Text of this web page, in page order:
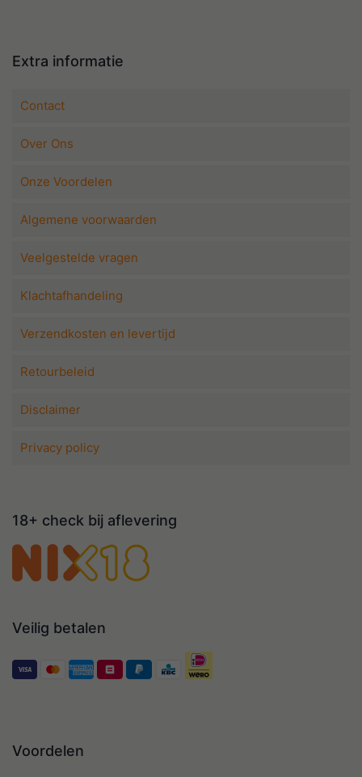
Extra informatie
Contact
Over Ons
Onze Voordelen
Algemene voorwaarden
Veelgestelde vragen
Klachtafhandeling
Verzendkosten en levertijd
Retourbeleid
Disclaimer
Privacy policy
18+ check bij aflevering
Veilig betalen
Voordelen